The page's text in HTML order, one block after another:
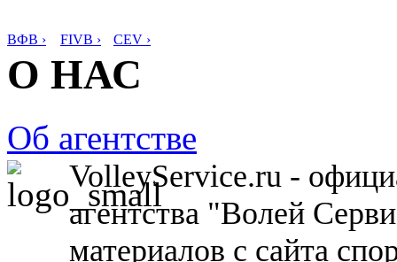
ВФВ › FIVB › CEV ›
О НАС
Об агентстве
VolleyService.ru -
агентства "Волей
материалов с сайта